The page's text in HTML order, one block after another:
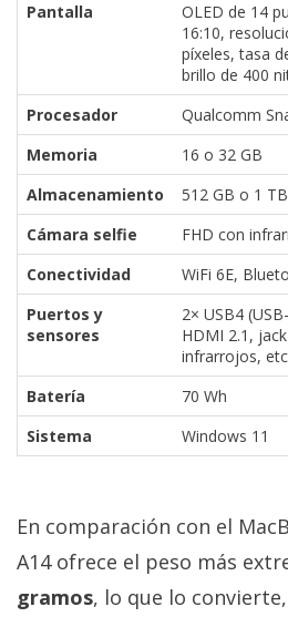
Pantalla
OLED de 14
16:10,
píxeles, tasa
brillo de 400
Procesador
Qualcomm
Memoria
16 o 32 GB
Almacenamiento
512 GB o 1 TB
Cámara selfie
FHD con
Conectividad
WiFi 6E,
Puertos y
sensores
2× USB4
HDMI 2.1,
infrarrojos,
Batería
70 Wh
Sistema
Windows 11
En comparación con el
A14 ofrece el peso más
gramos, lo que lo